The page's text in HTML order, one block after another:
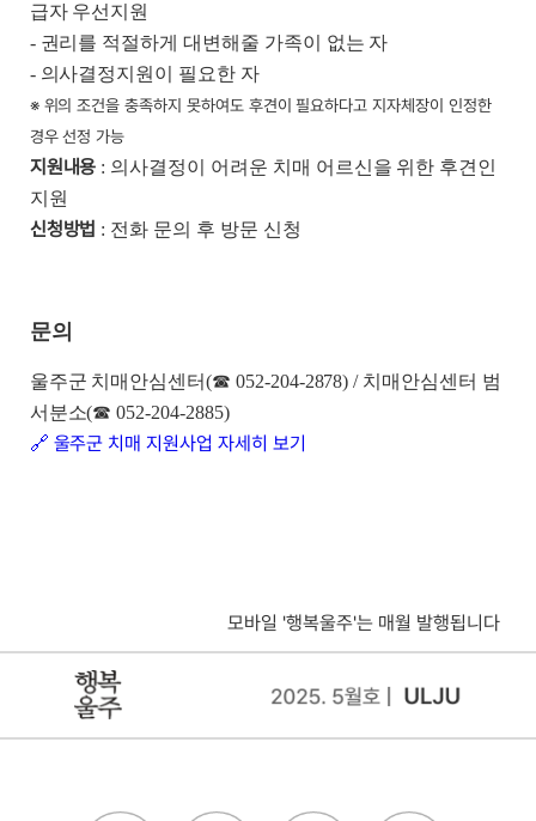
급자 우선지원
- 권리를 적절하게 대변해줄 가족이 없는 자
- 의사결정지원이 필요한 자
※ 위의 조건을 충족하지 못하여도 후견이 필요하다고 지자체장이 인정한
경우 선정 가능
지원내용 : 의사결정이 어려운 치매 어르신을 위한 후견인
지원
신청방법 : 전화 문의 후 방문 신청
문의
울주군 치매안심센터(☎ 052-204-2878) / 치매안심센터 범
서분소(☎ 052-204-2885)
🔗 울주군 치매 지원사업 자세히 보기